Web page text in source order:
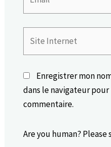
Enregistrer mon
dans le navigateur
commentaire.
Are you human? Please